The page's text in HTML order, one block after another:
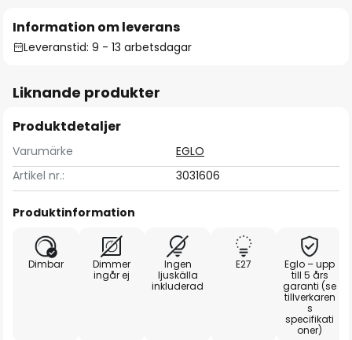
Information om leverans
Leveranstid: 9 - 13 arbetsdagar
Liknande produkter
Produktdetaljer
Varumärke
EGLO
Artikel nr.:
3031606
Produktinformation
Dimbar
Dimmer
ingår ej
Ingen
ljuskälla
inkluderad
E27
Eglo – upp
till 5 års
garanti (se
tillverkaren
s
specifikati
oner)